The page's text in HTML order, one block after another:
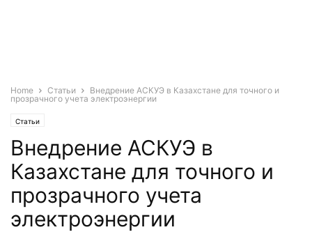
Home Статьи
Внедрение АСКУЭ в Казахстане для точного и
прозрачного учета электроэнергии
Статьи
Внедрение АСКУЭ в
Казахстане для точного и
прозрачного учета
электроэнергии